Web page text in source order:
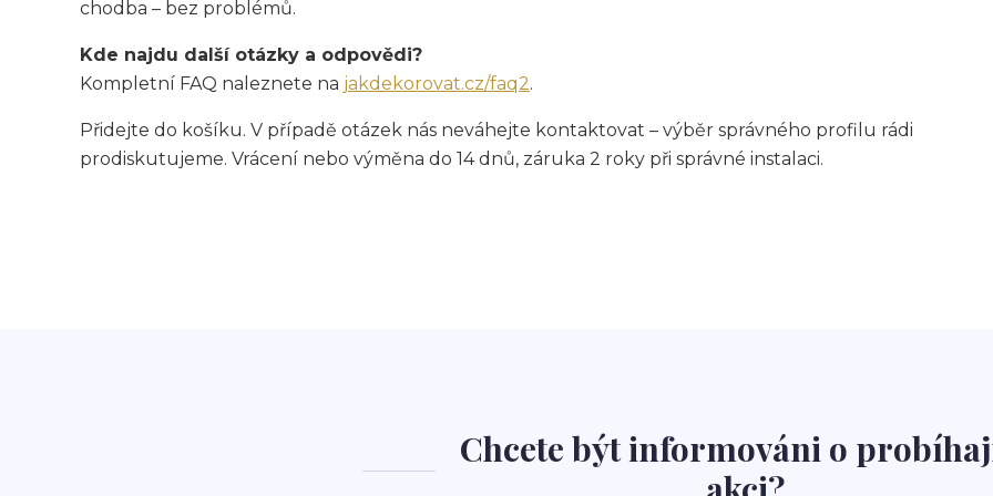
chodba – bez problémů.
Kde najdu další otázky a odpovědi?
Kompletní FAQ naleznete na jakdekorovat.cz/faq2.
Přidejte do košíku. V případě otázek nás neváhejte kontaktovat – výběr správného profilu rádi
prodiskutujeme. Vrácení nebo výměna do 14 dnů, záruka 2 roky při správné instalaci.
Chcete být informováni o